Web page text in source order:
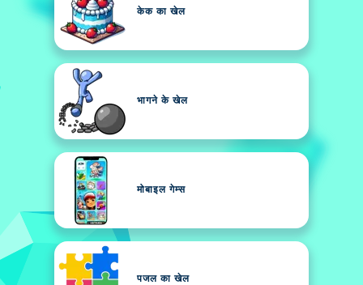
केक का खेल
भागने के खेल
मोबाइल गेम्स
पजल का खेल